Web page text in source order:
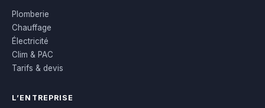
Plomberie
Chauffage
Électricité
Clim & PAC
Tarifs & devis
L’ENTREPRISE